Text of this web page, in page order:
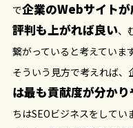
で企業のWebサイト
評判も上がれば良い、
繋がっていると考えています
そういう見方で考えれば、
は最も貢献度が分か
ちはSEOビジネスをして